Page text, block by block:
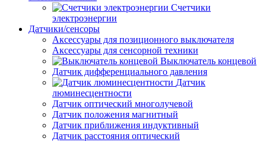
Счетчики
электроэнергии
Датчики/сенсоры
Аксессуары для позиционного выключателя
Аксессуары для сенсорной техники
Выключатель концевой
Датчик дифференциального давления
Датчик
люминесцентности
Датчик оптический многолучевой
Датчик положения магнитный
Датчик приближения индуктивный
Датчик расстояния оптический